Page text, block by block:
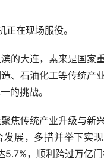
正在现场服役。
大连，素来是国家重
、石油化工等传统产
的挑战。
传统产业升级与新
展，多措并举下实现
，顺利跨过万亿门